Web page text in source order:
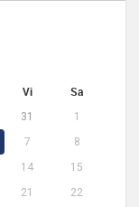
Vi Sa
31
1
7
8
14
15
21
22